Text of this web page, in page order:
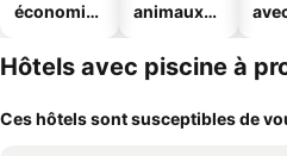
économiq
animaux
Hôtels avec piscine à
Ces hôtels sont susceptibles de